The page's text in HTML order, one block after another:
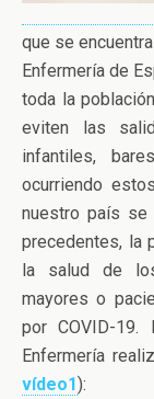
que se
Enfermería de
toda la
eviten las
infantiles,
ocurriendo
nuestro país se
precedentes, la
la salud de los
mayores o
por COVID-19.
Enfermería
vídeo1):